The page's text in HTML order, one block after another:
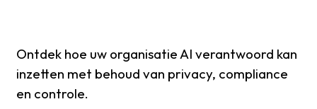
Ontdek hoe uw organisatie AI verantwoord kan
inzetten met behoud van privacy, compliance
en controle.